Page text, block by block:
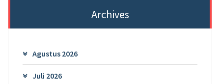
Archives
Agustus 2026
Juli 2026